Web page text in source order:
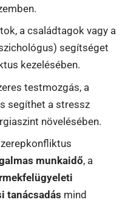
a családtagok vagy a
segítséget
kezelésében.
testmozgás, a
segíthet a stressz
növelésében.
munkaidő, a
tanácsadás mind